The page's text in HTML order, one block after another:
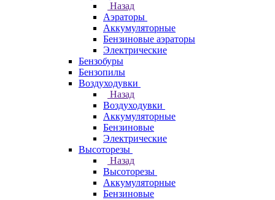
Назад
Аэраторы
Аккумуляторные
Бензиновые аэраторы
Электрические
Бензобуры
Бензопилы
Воздуходувки
Назад
Воздуходувки
Аккумуляторные
Бензиновые
Электрические
Высоторезы
Назад
Высоторезы
Аккумуляторные
Бензиновые